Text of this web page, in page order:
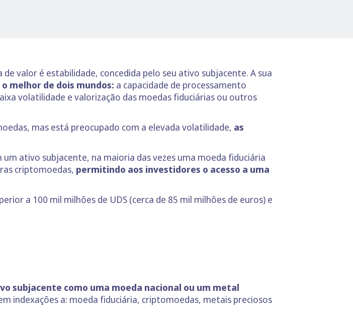
valor é estabilidade, concedida pelo seu ativo subjacente. A sua
melhor de dois mundos: a capacidade de processamento
volatilidade e valorização das moedas fiduciárias ou outros
mas está preocupado com a elevada volatilidade, as
ativo subjacente, na maioria das vezes uma moeda fiduciária
criptomoedas, permitindo aos investidores o acesso a uma
a 100 mil milhões de UDS (cerca de 85 mil milhões de euros) e
subjacente como uma moeda nacional ou um metal
indexações a: moeda fiduciária, criptomoedas, metais preciosos